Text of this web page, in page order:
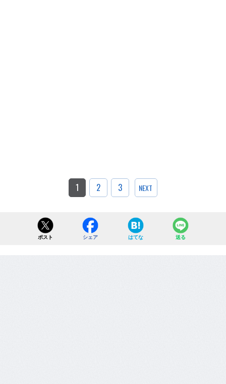
1 2 3 NEXT
ポスト シェア はてな 送る